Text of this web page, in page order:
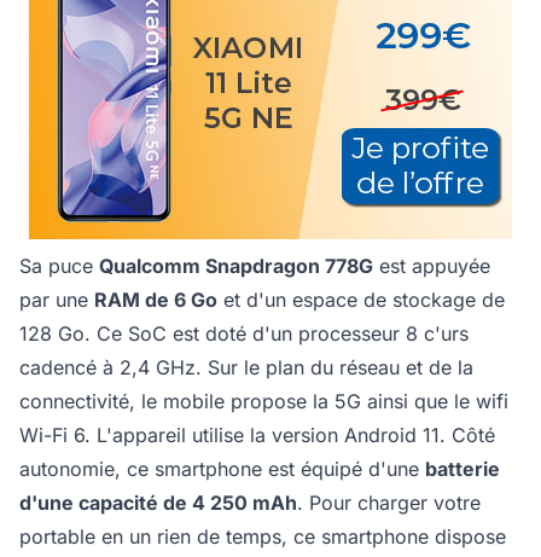
Sa puce Qualcomm Snapdragon 778G est appuyée
par une RAM de 6 Go et d'un espace de stockage de
128 Go. Ce SoC est doté d'un processeur 8 c'urs
cadencé à 2,4 GHz. Sur le plan du réseau et de la
connectivité, le mobile propose la 5G ainsi que le wifi
Wi-Fi 6. L'appareil utilise la version Android 11. Côté
autonomie, ce smartphone est équipé d'une batterie
d'une capacité de 4 250 mAh. Pour charger votre
portable en un rien de temps, ce smartphone dispose